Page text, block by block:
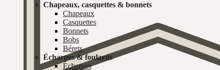
Chapeaux, casquettes & bonnets
Chapeaux
Casquettes
Bonnets
Bobs
Bérets
Écharpes & foulards
Écharpes